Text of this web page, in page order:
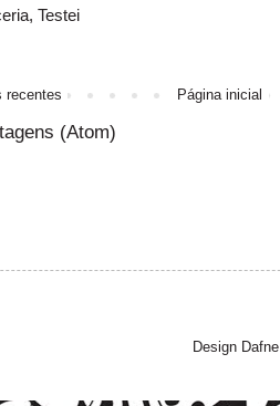
, Testei
recentes Página inicial
(Atom)
Design